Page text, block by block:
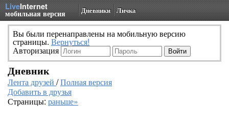
LiveInternet
мобильная версия Дневники Личка
Вы были перенаправлены на мобильную версию
страницы. Вернуться!
Авторизация
Дневник
Лента друзей /Полная версия
Добавить в друзья
Страницы: раньше»